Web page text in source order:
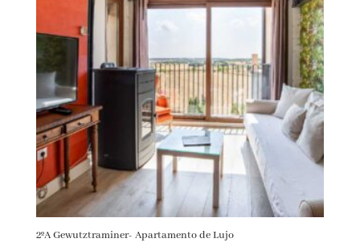
2ºA Gewutztraminer- Apartamento de Lujo